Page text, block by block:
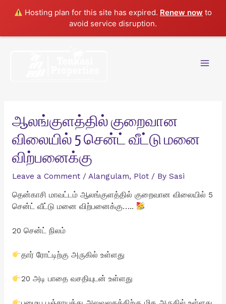
Hosting plan for this site has expired. Renew now to
avoid service disruption.
ஆலங்குளத்தில் குறைவான
விலையில் 5 சென்ட் வீட்டு மனை
விற்பனைக்கு
Leave a Comment / Alangulam, Plot/ By Sasi
தென்காசி மாவட்டம் ஆலங்குளத்தில் குறைவான விலையில் 5
சென்ட் வீட்டு மனை விற்பனைக்கு…..
20 சென்ட் நிலம்
தார் ரோட்டிற்கு அருகில் உள்ளது
20 அடி பாதை வசதியுடன் உள்ளது